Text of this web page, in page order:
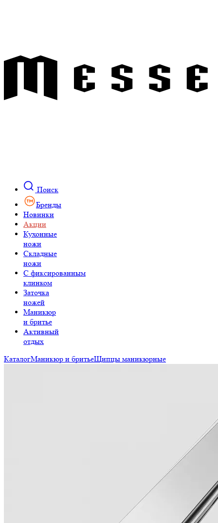
Поиск
Бренды
Новинки
Акции
Кухонные
ножи
Складные
ножи
C фиксированным
клинком
Заточка
ножей
Маникюр
и бритье
Активный
отдых
КаталогМаникюр и бритьеЩипцы маникюрные